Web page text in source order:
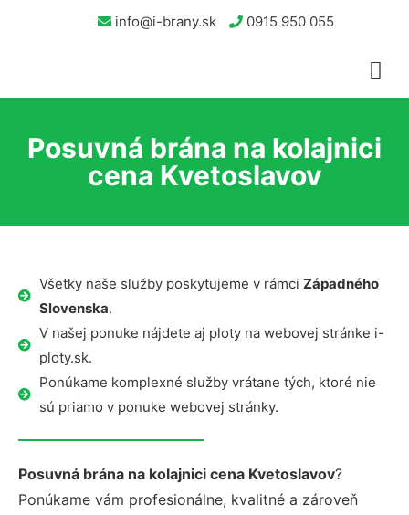
info@i-brany.sk 0915 950 055
Posuvná brána na kolajnici
cena Kvetoslavov
Všetky naše služby poskytujeme v rámci Západného
Slovenska.
V našej ponuke nájdete aj ploty na webovej stránke i-
ploty.sk.
Ponúkame komplexné služby vrátane tých, ktoré nie
sú priamo v ponuke webovej stránky.
Posuvná brána na kolajnici cena Kvetoslavov?
Ponúkame vám profesionálne, kvalitné a zároveň